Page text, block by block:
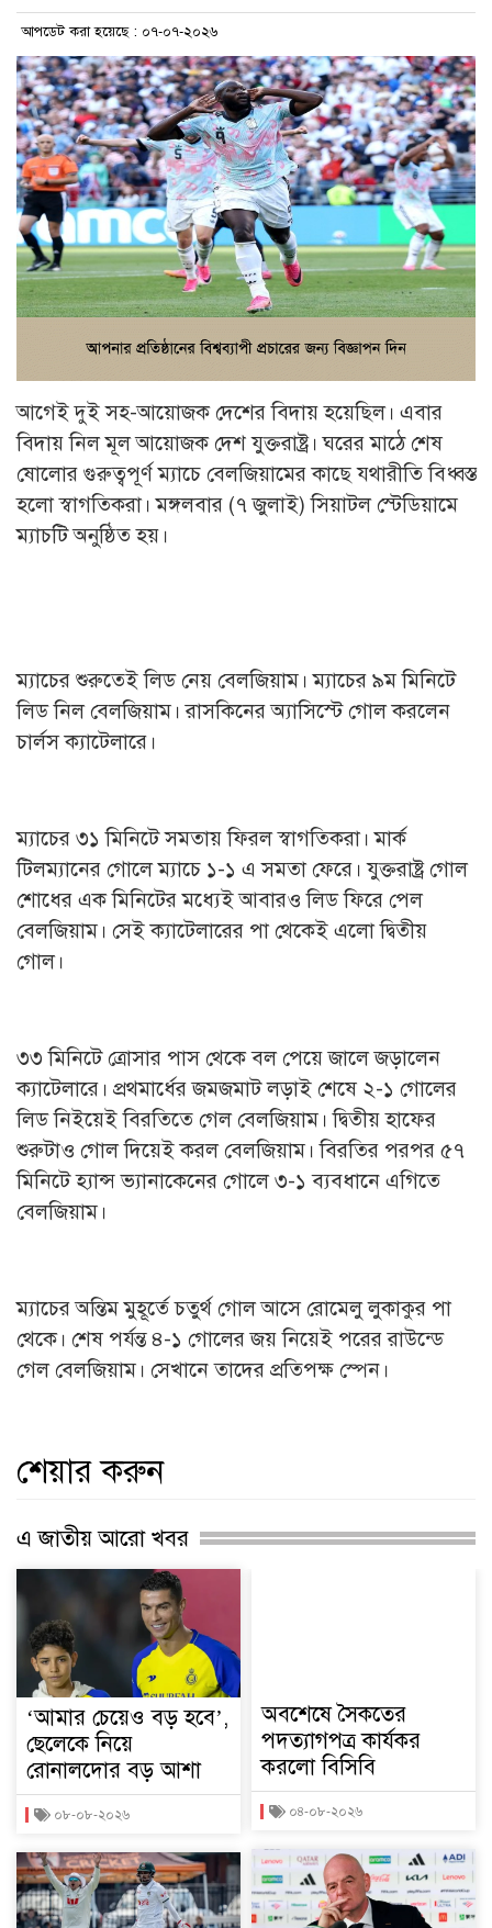
আপডেট করা হয়েছে : ০৭-০৭-২০২৬
আগেই দুই সহ-আয়োজক দেশের বিদায় হয়েছিল। এবার
বিদায় নিল মূল আয়োজক দেশ যুক্তরাষ্ট্র। ঘরের মাঠে শেষ
ষোলোর গুরুত্বপূর্ণ ম্যাচে বেলজিয়ামের কাছে যথারীতি বিধ্বস্ত
হলো স্বাগতিকরা। মঙ্গলবার (৭ জুলাই) সিয়াটল স্টেডিয়ামে
ম্যাচটি অনুষ্ঠিত হয়।
ম্যাচের শুরুতেই লিড নেয় বেলজিয়াম। ম্যাচের ৯ম মিনিটে
লিড নিল বেলজিয়াম। রাসকিনের অ্যাসিস্টে গোল করলেন
চার্লস ক্যাটেলারে।
ম্যাচের ৩১ মিনিটে সমতায় ফিরল স্বাগতিকরা। মার্ক
টিলম্যানের গোলে ম্যাচে ১-১ এ সমতা ফেরে। যুক্তরাষ্ট্র গোল
শোধের এক মিনিটের মধ্যেই আবারও লিড ফিরে পেল
বেলজিয়াম। সেই ক্যাটেলারের পা থেকেই এলো দ্বিতীয়
গোল।
৩৩ মিনিটে ত্রোসার পাস থেকে বল পেয়ে জালে জড়ালেন
ক্যাটেলারে। প্রথমার্ধের জমজমাট লড়াই শেষে ২-১ গোলের
লিড নিইয়েই বিরতিতে গেল বেলজিয়াম। দ্বিতীয় হাফের
শুরুটাও গোল দিয়েই করল বেলজিয়াম। বিরতির পরপর ৫৭
মিনিটে হ্যান্স ভ্যানাকেনের গোলে ৩-১ ব্যবধানে এগিতে
বেলজিয়াম।
ম্যাচের অন্তিম মুহূর্তে চতুর্থ গোল আসে রোমেলু লুকাকুর পা
থেকে। শেষ পর্যন্ত ৪-১ গোলের জয় নিয়েই পরের রাউন্ডে
গেল বেলজিয়াম। সেখানে তাদের প্রতিপক্ষ স্পেন।
শেয়ার করুন
এ জাতীয় আরো খবর
‘আমার চেয়েও বড় হবে’,
ছেলেকে নিয়ে
রোনালদোর বড় আশা
০৮-০৮-২০২৬
অবশেষে সৈকতের
পদত্যাগপত্র কার্যকর
করলো বিসিবি
০৪-০৮-২০২৬